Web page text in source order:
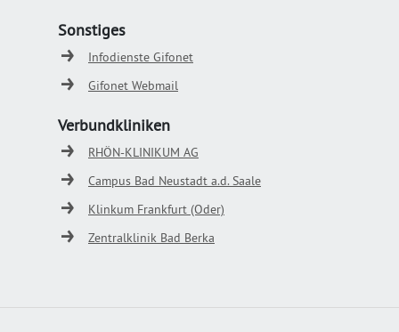
Sonstiges
Infodienste Gifonet
Gifonet Webmail
Verbundkliniken
RHÖN-KLINIKUM AG
Campus Bad Neustadt a.d. Saale
Klinkum Frankfurt (Oder)
Zentralklinik Bad Berka